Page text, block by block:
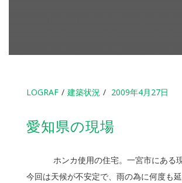
LOGRAF 建築状況 2009年4月27日
愛知県の現場
ホンカ使用の住宅。一宮市にある現
今回は天候が不安定で、雨の為に何度も